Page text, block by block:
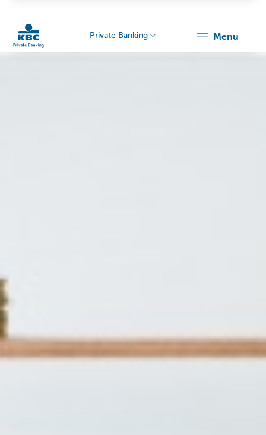
Private Banking menu